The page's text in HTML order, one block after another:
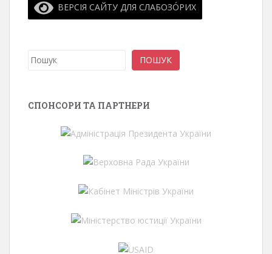
ВЕРСІЯ САЙТУ ДЛЯ СЛАБОЗО́РИХ
Пошук ПОШУК
СПОНСОРИ ТА ПАРТНЕРИ